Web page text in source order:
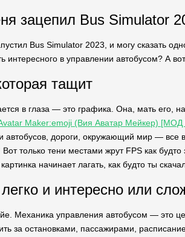
зацепил Bus Simulator
Bus Simulator 2023, и могу сказать
интересного в управлении автобусом? А
тащит
в глаза — это графика. Она, мать его,
Maker:emoji (Вия Аватар Мейкер) [МОД
автобусов, дороги, окружающий мир — все
только тени местами жрут FPS как
начинает лагать, как будто ты
и интересно или
Механика управления автобусом — это
за остановками, пассажирами,